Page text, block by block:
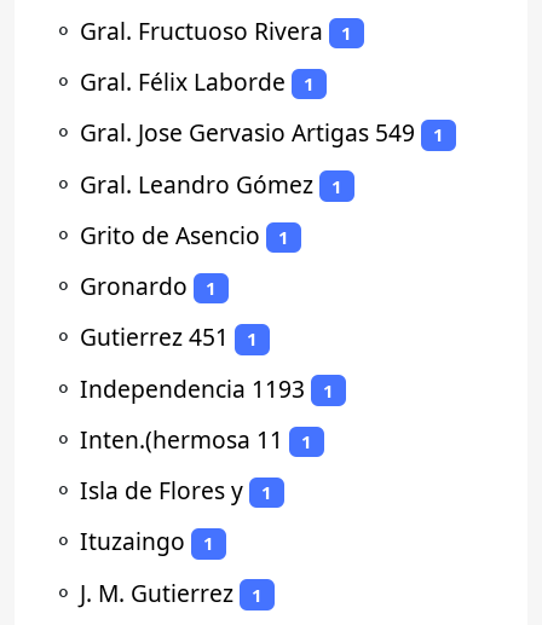
⚬ Gral. Fructuoso Rivera 1
⚬ Gral. Félix Laborde 1
⚬ Gral. Jose Gervasio Artigas 549 1
⚬ Gral. Leandro Gómez 1
⚬ Grito de Asencio 1
⚬ Gronardo 1
⚬ Gutierrez 451 1
⚬ Independencia 1193 1
⚬ Inten.(hermosa 11 1
⚬ Isla de Flores y 1
⚬ Ituzaingo 1
⚬ J. M. Gutierrez 1